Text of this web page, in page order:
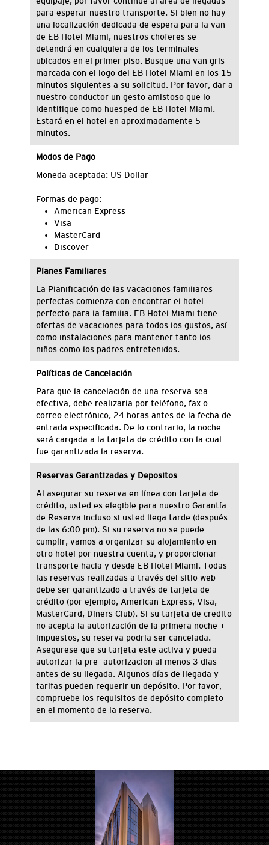
para esperar nuestro transporte. Si bien no hay
una localización dedicada de espera para la van
de EB Hotel Miami, nuestros choferes se
detendrá en cualquiera de los terminales
ubicados en el primer piso. Busque una van gris
marcada con el logo del EB Hotel Miami en los 15
minutos siguientes a su solicitud. Por favor, dar a
nuestro conductor un gesto amistoso que lo
identifique como huesped de EB Hotel Miami.
Estará en el hotel en aproximadamente 5
minutos.
Modos de Pago
Moneda aceptada: US Dollar
Formas de pago:
American Express
Visa
MasterCard
Discover
Planes Familiares
La Planificación de las vacaciones familiares
perfectas comienza con encontrar el hotel
perfecto para la familia. EB Hotel Miami tiene
ofertas de vacaciones para todos los gustos, así
como instalaciones para mantener tanto los
niños como los padres entretenidos.
Políticas de Cancelación
Para que la cancelación de una reserva sea
efectiva, debe realizarla por teléfono, fax o
correo electrónico, 24 horas antes de la fecha de
entrada especificada. De lo contrario, la noche
será cargada a la tarjeta de crédito con la cual
fue garantizada la reserva.
Reservas Garantizadas y Depositos
Al asegurar su reserva en línea con tarjeta de
crédito, usted es elegible para nuestro Garantía
de Reserva incluso si usted llega tarde (después
de las 6:00 pm). Si su reserva no se puede
cumplir, vamos a organizar su alojamiento en
otro hotel por nuestra cuenta, y proporcionar
transporte hacia y desde EB Hotel Miami. Todas
las reservas realizadas a través del sitio web
debe ser garantizado a través de tarjeta de
crédito (por ejemplo, American Express, Visa,
MasterCard, Diners Club). Si su tarjeta de credito
no acepta la autorización de la primera noche +
impuestos, su reserva podria ser cancelada.
Asegurese que su tarjeta este activa y pueda
autorizar la pre-autorizacion al menos 3 dias
antes de su llegada. Algunos días de llegada y
tarifas pueden requerir un depósito. Por favor,
compruebe los requisitos de depósito completo
en el momento de la reserva.